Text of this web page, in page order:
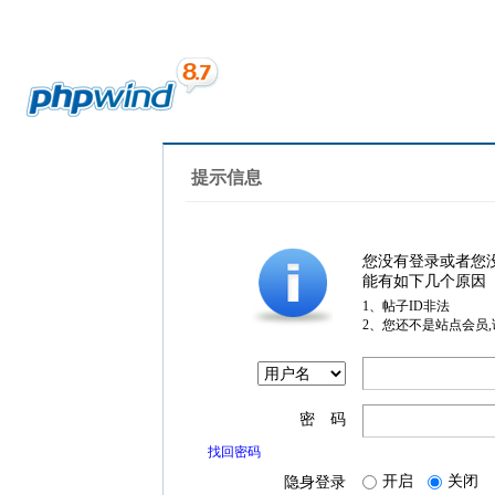
提示信息
您没有登录或者您
能有如下几个原因
1、帖子ID非法
2、您还不是站点会员
密 码
找回密码
隐身登录 开启 关闭